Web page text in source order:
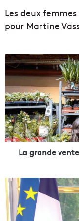
Les deux
pour Martine
L
a
g
r
a
n
d
e
v
e
d
e
p
La grande
M
a
c
r